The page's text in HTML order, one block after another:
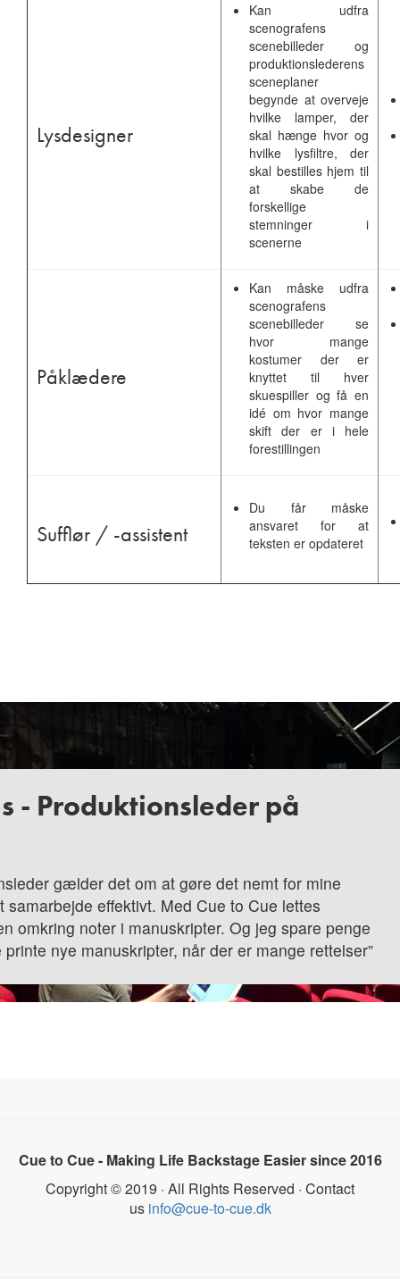
Lysdesigner
Kan udfra
scenografens
scenebilleder og
produktionslederens
sceneplaner
begynde at overveje
hvilke lamper, der
skal hænge hvor og
hvilke lysfiltre, der
skal bestilles hjem til
at skabe de
forskellige
stemninger i
scenerne
Påklædere
Kan måske udfra
scenografens
scenebilleder se
hvor mange
kostumer der er
knyttet til hver
skuespiller og få en
idé om hvor mange
skift der er i hele
forestillingen
Sufflør / -assistent
Du får måske
ansvaret for at
teksten er opdateret
- Produktionsleder på
gælder det om at gøre det nemt for mine
samarbejde effektivt. Med Cue to Cue lettes
omkring noter i manuskripter. Og jeg spare penge
nye manuskripter, når der er mange rettelser”
Cue to Cue - Making Life Backstage Easier since 2016
Copyright © 2019 · All Rights Reserved · Contact
us info@cue-to-cue.dk